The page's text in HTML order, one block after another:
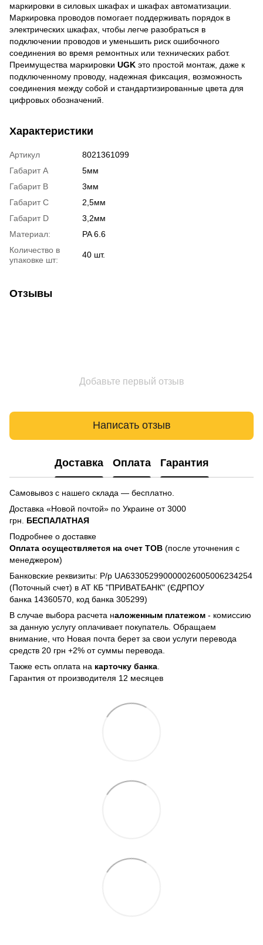
маркировки в силовых шкафах и шкафах автоматизации.
Маркировка проводов помогает поддерживать порядок в
электрических шкафах, чтобы легче разобраться в
подключении проводов и уменьшить риск ошибочного
соединения во время ремонтных или технических работ.
Преимущества маркировки UGK это простой монтаж, даже к
подключенному проводу, надежная фиксация, возможность
соединения между собой и стандартизированные цвета для
цифровых обозначений.
Характеристики
Артикул
8021361099
Габарит A
5мм
Габарит B
3мм
Габарит C
2,5мм
Габарит D
3,2мм
Материал:
PA 6.6
Количество в
упаковке шт:
40 шт.
Отзывы
Добавьте первый отзыв
Написать отзыв
Доставка Оплата Гарантия
Самовывоз с нашего склада — бесплатно.
Доставка «Новой почтой» по Украине от 3000
грн. БЕСПАЛАТНАЯ
Подробнее о доставке
Оплата осуществляется на счет TOB (после уточнения с
менеджером)
Банковские реквизиты: Р/р UA633052990000026005006234254
(Поточный счет) в АТ КБ "ПРИВАТБАНК" (ЄДРПОУ
банка 14360570, код банка 305299)
В случае выбора расчета наложенным платежом - комиссию
за данную услугу оплачивает покупатель. Обращаем
внимание, что Новая почта берет за свои услуги перевода
средств 20 грн +2% от суммы перевода.
Также есть оплата на карточку банка
Гарантия от производителя 12 месяцев